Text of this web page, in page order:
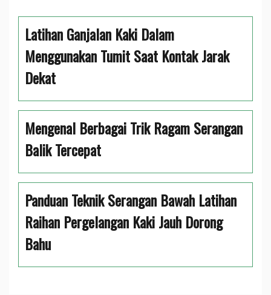
Latihan Ganjalan Kaki Dalam
Menggunakan Tumit Saat Kontak Jarak
Dekat
Mengenal Berbagai Trik Ragam Serangan
Balik Tercepat
Panduan Teknik Serangan Bawah Latihan
Raihan Pergelangan Kaki Jauh Dorong
Bahu